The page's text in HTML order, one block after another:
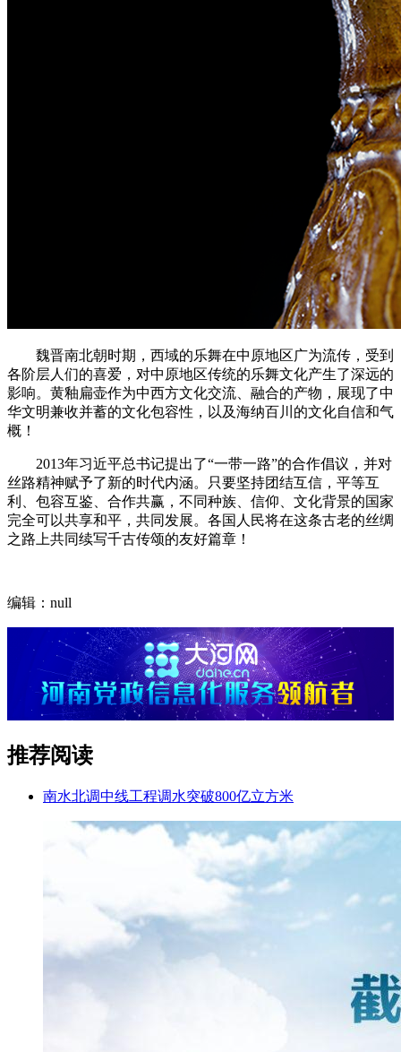
魏晋南北朝时期，西域的乐舞在中原地区广为流传，受到
各阶层人们的喜爱，对中原地区传统的乐舞文化产生了深远的
影响。黄釉扁壶作为中西方文化交流、融合的产物，展现了中
华文明兼收并蓄的文化包容性，以及海纳百川的文化自信和气
概！
2013年习近平总书记提出了“一带一路”的合作倡议，并对
丝路精神赋予了新的时代内涵。只要坚持团结互信，平等互
利、包容互鉴、合作共赢，不同种族、信仰、文化背景的国家
完全可以共享和平，共同发展。各国人民将在这条古老的丝绸
之路上共同续写千古传颂的友好篇章！
编辑：null
推荐阅读
南水北调中线工程调水突破800亿立方米